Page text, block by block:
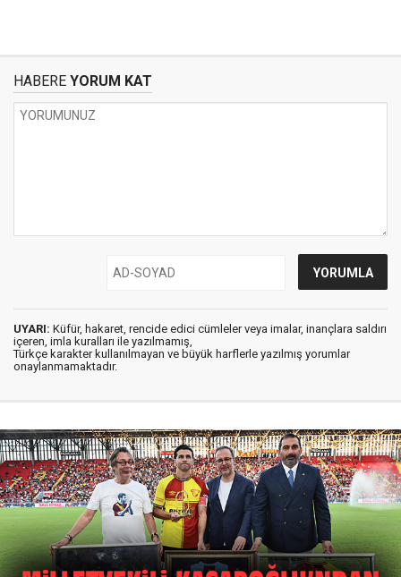
HABERE YORUM KAT
UYARI: Küfür, hakaret, rencide edici cümleler veya imalar, inançlara saldırı
içeren, imla kuralları ile yazılmamış,
Türkçe karakter kullanılmayan ve büyük harflerle yazılmış yorumlar
onaylanmamaktadır.